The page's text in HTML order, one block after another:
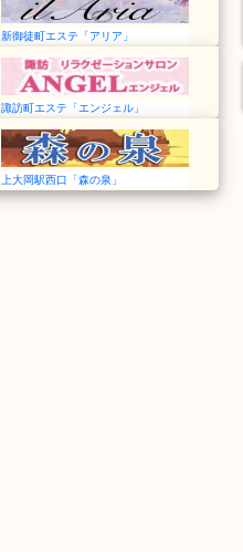
新御徒町エステ「アリア」
諏訪町エステ「エンジェル」
上大岡駅西口「森の泉」